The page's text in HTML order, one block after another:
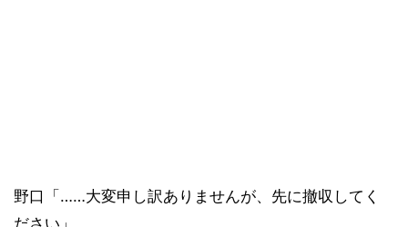
野口「……大変申し訳ありませんが、先に撤収してく
ださい」